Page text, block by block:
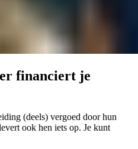
financiert je
(deels) vergoed door hun
ook hen iets op. Je kunt